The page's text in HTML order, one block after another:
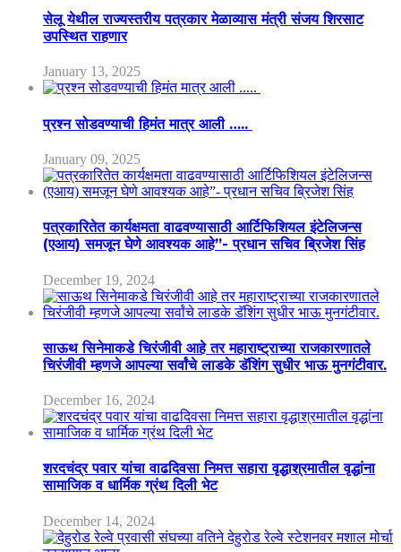
सेलू येथील राज्यस्तरीय पत्रकार मेळाव्यास मंत्री संजय शिरसाट
उपस्थित राहणार
January 13, 2025
प्रश्न सोडवण्याची हिमंत मात्र आली …..
January 09, 2025
पत्रकारितेत कार्यक्षमता वाढवण्यासाठी आर्टिफिशियल इंटेलिजन्स
(एआय) समजून घेणे आवश्यक आहे”- प्रधान सचिव ब्रिजेश सिंह
December 19, 2024
साऊथ सिनेमाकडे चिरंजीवी आहे तर महाराष्ट्राच्या राजकारणातले
चिरंजीवी म्हणजे आपल्या सर्वांचे लाडके डॅशिंग सुधीर भाऊ मुनगंटीवार.
December 16, 2024
शरदचंद्र पवार यांचा वाढदिवसा निमत्त सहारा वृद्धाश्रमातील वृद्धांना
सामाजिक व धार्मिक ग्रंथ दिली भेट
December 14, 2024